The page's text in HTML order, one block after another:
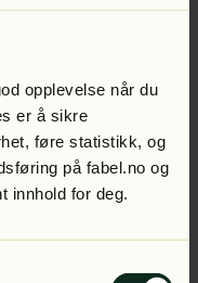
opplevelse når du
er å sikre
føre statistikk, og
på fabel.no og
innhold for deg.